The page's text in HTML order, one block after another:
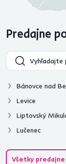
Predajne
Bánovce nad
Levice
Liptovský
Lučenec
Všetky predajne